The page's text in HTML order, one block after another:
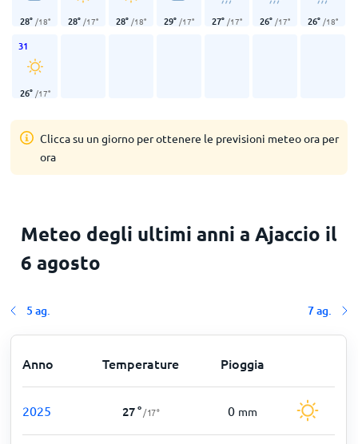
28° /18° 28° /17° 28° /18° 29° /17° 27° /17° 26° /17° 26° /18°
31
26° /17°
Clicca su un giorno per ottenere le previsioni meteo ora per
ora
Meteo degli ultimi anni a Ajaccio il
6 agosto
5 ag. 7 ag.
Anno Temperature Pioggia
2025 27° /17° 0 mm